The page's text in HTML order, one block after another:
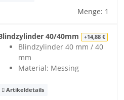
Menge: 1
40/40mm +14,88 €
Blindzylinder 40 mm / 40
mm
Material: Messing
Artikeldetails